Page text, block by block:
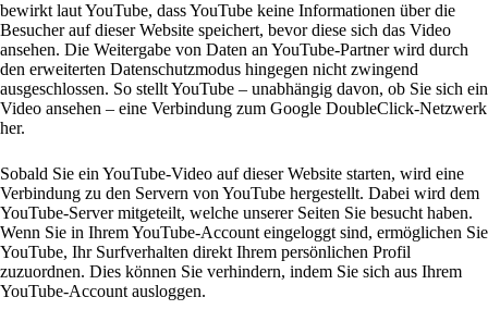
bewirkt laut YouTube, dass YouTube keine Informationen über die
Besucher auf dieser Website speichert, bevor diese sich das Video
ansehen. Die Weitergabe von Daten an YouTube-Partner wird durch
den erweiterten Datenschutzmodus hingegen nicht zwingend
ausgeschlossen. So stellt YouTube – unabhängig davon, ob Sie sich ein
Video ansehen – eine Verbindung zum Google DoubleClick-Netzwerk
her.
Sobald Sie ein YouTube-Video auf dieser Website starten, wird eine
Verbindung zu den Servern von YouTube hergestellt. Dabei wird dem
YouTube-Server mitgeteilt, welche unserer Seiten Sie besucht haben.
Wenn Sie in Ihrem YouTube-Account eingeloggt sind, ermöglichen Sie
YouTube, Ihr Surfverhalten direkt Ihrem persönlichen Profil
zuzuordnen. Dies können Sie verhindern, indem Sie sich aus Ihrem
YouTube-Account ausloggen.